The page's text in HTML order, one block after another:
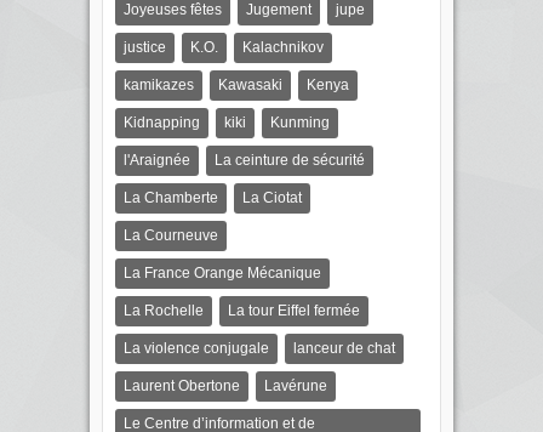
Joyeuses fêtes Jugement jupe
justice K.O. Kalachnikov
kamikazes Kawasaki Kenya
Kidnapping kiki Kunming
l'Araignée La ceinture de sécurité
La Chamberte La Ciotat
La Courneuve
La France Orange Mécanique
La Rochelle La tour Eiffel fermée
La violence conjugale lanceur de chat
Laurent Obertone Lavérune
Le Centre d’information et de